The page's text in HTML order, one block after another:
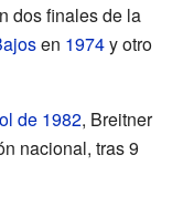
dos finales de la
en 1974y otro
de 1982, Breitner
nacional, tras 9